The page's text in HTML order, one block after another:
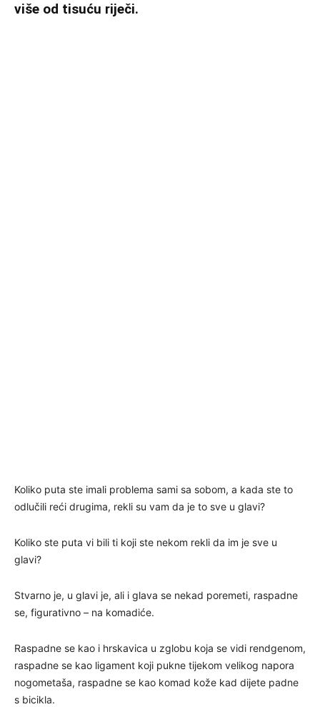
više od tisuću riječi.
Koliko puta ste imali problema sami sa sobom, a kada ste to
odlučili reći drugima, rekli su vam da je to sve u glavi?
Koliko ste puta vi bili ti koji ste nekom rekli da im je sve u
glavi?
Stvarno je, u glavi je, ali i glava se nekad poremeti, raspadne
se, figurativno – na komadiće.
Raspadne se kao i hrskavica u zglobu koja se vidi rendgenom,
raspadne se kao ligament koji pukne tijekom velikog napora
nogometaša, raspadne se kao komad kože kad dijete padne
s bicikla.